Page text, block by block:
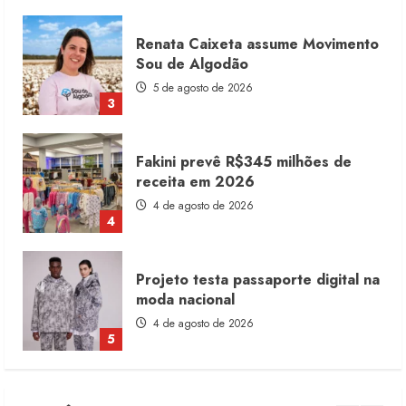
4
Fakini prevê R$345 milhões de
receita em 2026
4 de agosto de 2026
5
Projeto testa passaporte digital na
moda nacional
4 de agosto de 2026
1
Dia dos Pais reforça retomada da
moda no varejo
7 de agosto de 2026